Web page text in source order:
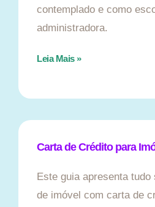
contemplado e como
administradora.
Leia Mais »
Carta de Crédito para
Este guia apresenta
de imóvel com carta de